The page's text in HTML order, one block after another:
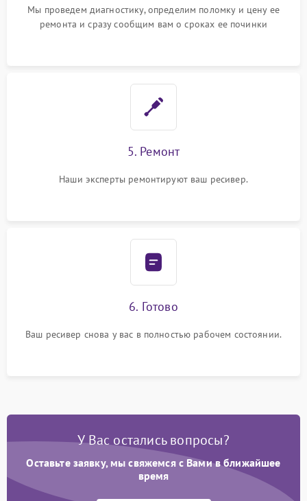
Мы проведем диагностику, определим поломку и цену ее
ремонта и сразу сообщим вам о сроках ее починки
5. Ремонт
Наши эксперты ремонтируют ваш ресивер.
6. Готово
Ваш ресивер снова у вас в полностью рабочем состоянии.
У Вас остались вопросы?
Оставьте заявку, мы свяжемся с Вами в ближайшее
время